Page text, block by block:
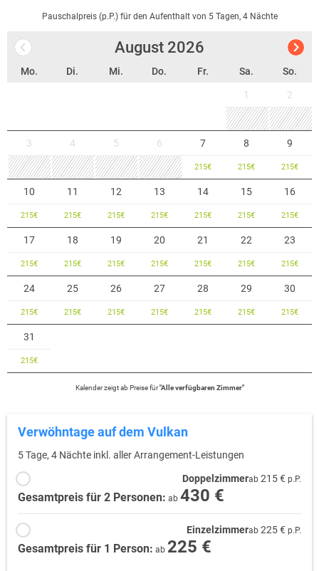
Pauschalpreis (p.P.) für den Aufenthalt von 5 Tagen, 4 Nächte
August 2026
Mo. Di. Mi. Do. Fr. Sa. So.
1 2
3 4 5 6 7
215€
8
215€
9
215€
10
215€
11
215€
12
215€
13
215€
14
215€
15
215€
16
215€
17
215€
18
215€
19
215€
20
215€
21
215€
22
215€
23
215€
24
215€
25
215€
26
215€
27
215€
28
215€
29
215€
30
215€
31
215€
Kalender zeigtab Preise für"Alle verfügbaren Zimmer"
Verwöhntage auf dem Vulkan
5 Tage, 4 Nächte inkl. aller Arrangement-Leistungen
Doppelzimmerab 215 € p.P.
Gesamtpreis für 2 Personen: ab 430 €
Einzelzimmerab 225 € p.P.
Gesamtpreis für 1 Person: ab 225 €